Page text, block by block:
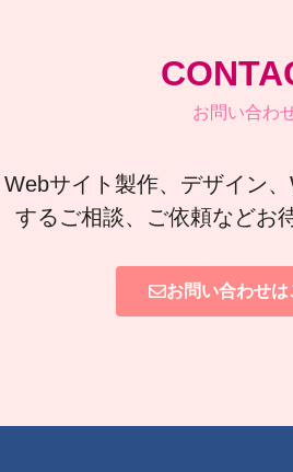
お問い合わ
Webサイト製作、デザイン
するご相談、ご依頼などお
お問い合わせは